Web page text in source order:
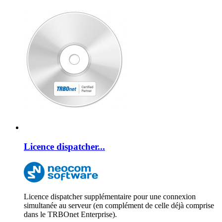
Licence dispatcher...
Licence dispatcher supplémentaire pour une connexion
simultanée au serveur (en complément de celle déjà comprise
dans le TRBOnet Enterprise).